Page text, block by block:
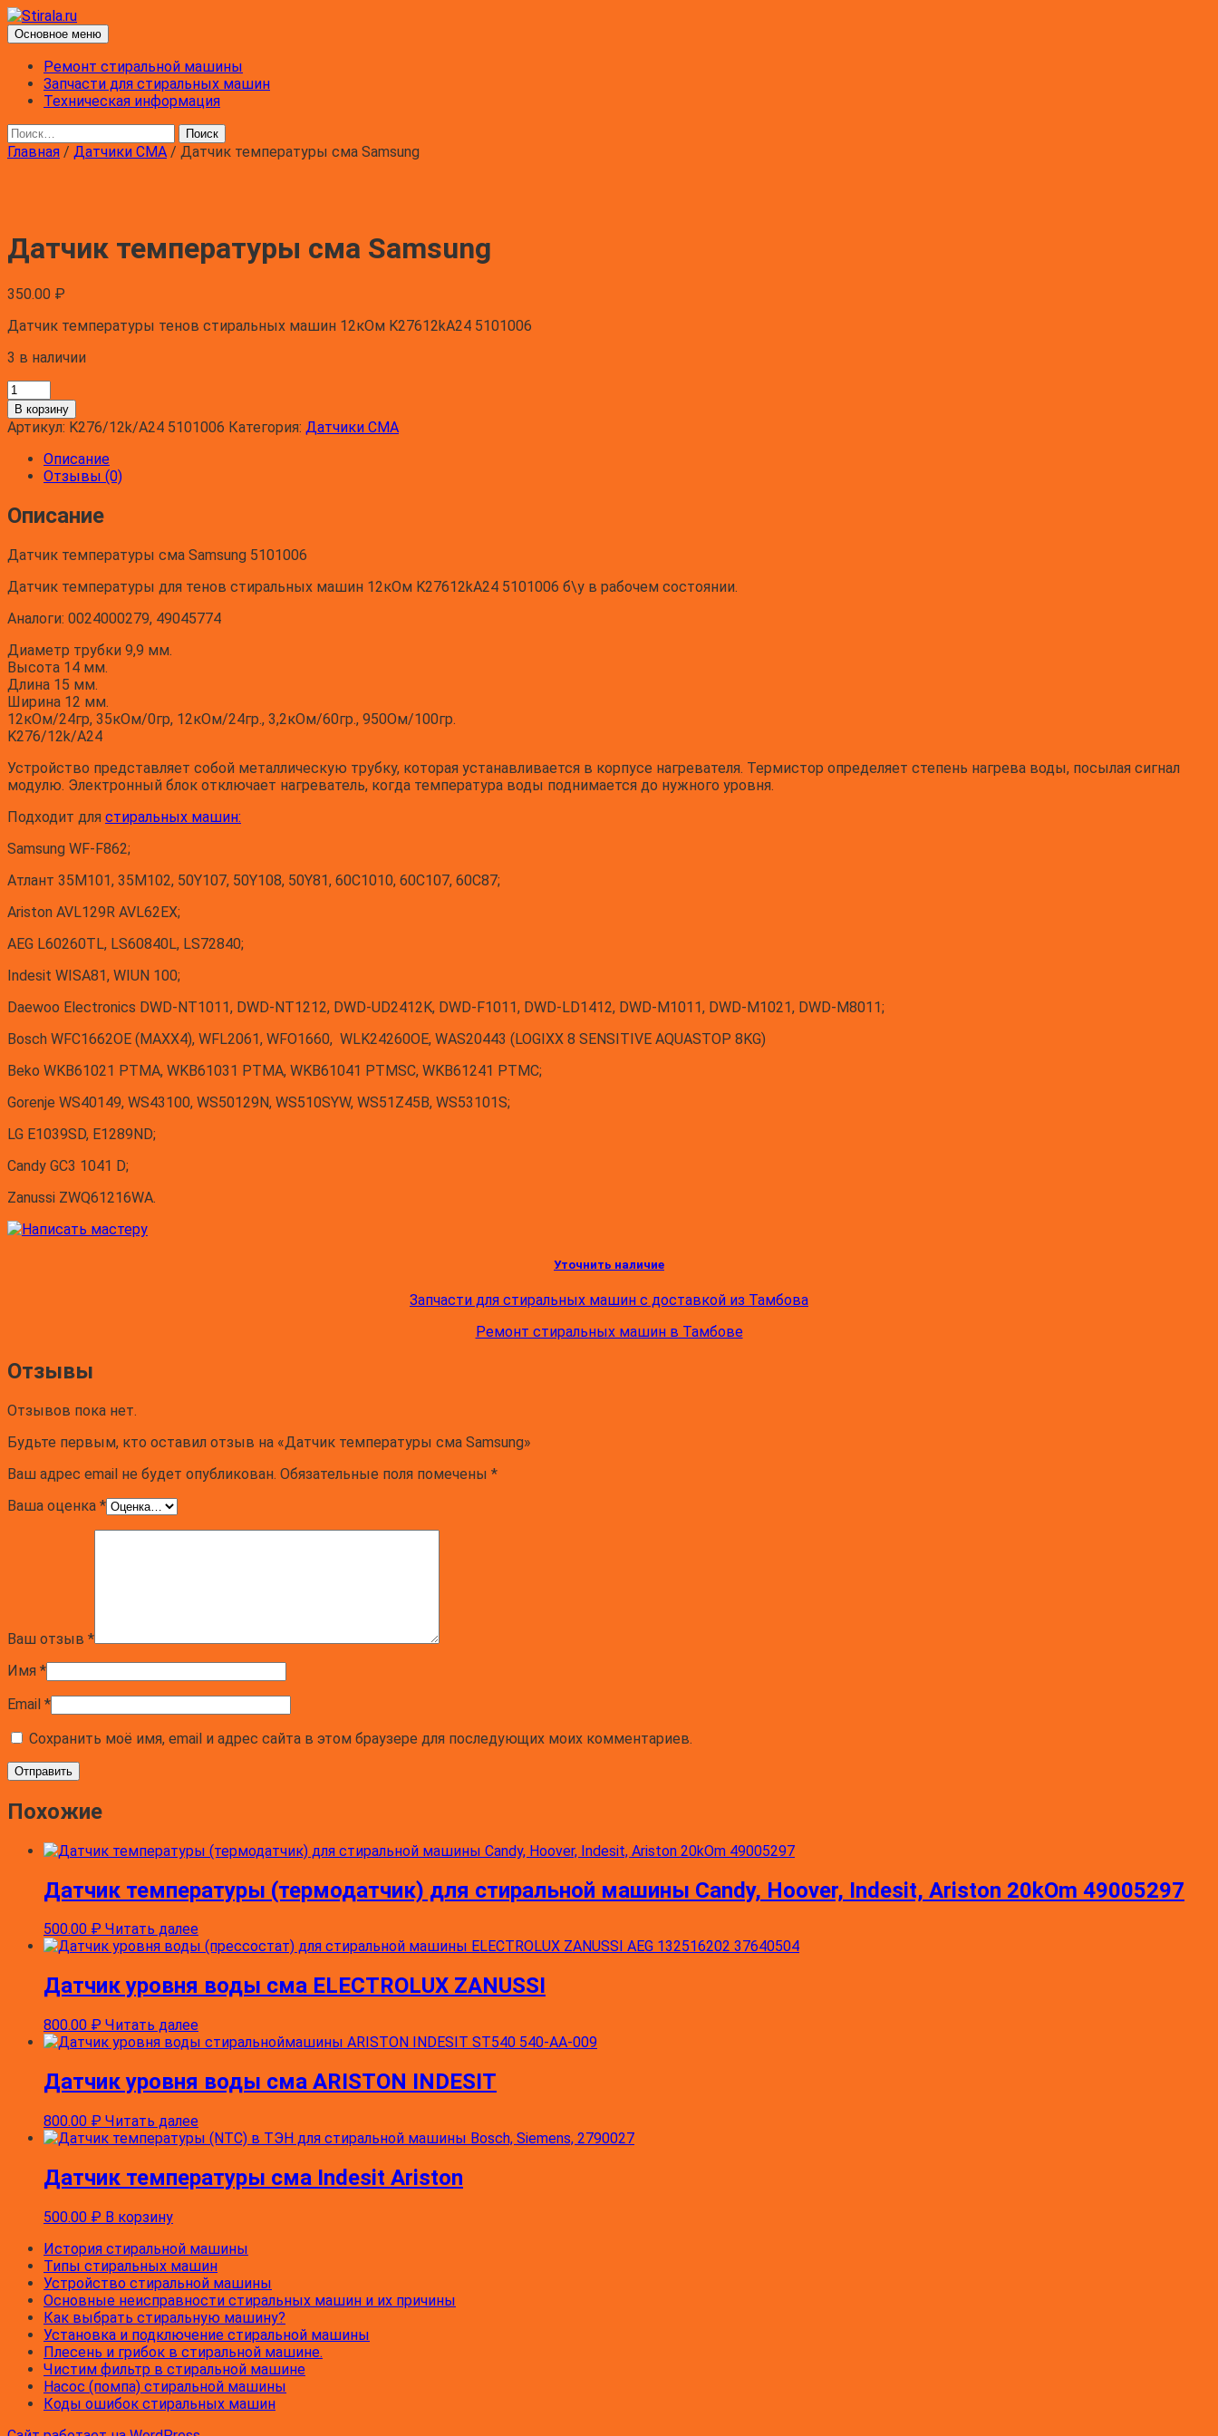
Перейти
к
содержимому
Stirala.ru
Поиск
Основное меню
Ремонт стиральной машины
Запчасти для стиральных машин
Техническая информация
Найти:
Главная / Датчики СМА / Датчик температуры сма Samsung
Датчик температуры сма Samsung
350.00 ₽
Датчик температуры тенов стиральных машин 12кОм K27612kA24 5101006
3 в наличии
Количество
товара
Датчик
температуры
сма
Samsung
В корзину
Артикул: K276/12k/A24 5101006 Категория: Датчики СМА
Описание
Отзывы (0)
Описание
Датчик температуры сма Samsung 5101006
Датчик температуры для тенов стиральных машин 12кОм K27612kA24 5101006 б\у в рабочем состоянии.
Аналоги: 0024000279, 49045774
Диаметр трубки 9,9 мм.
Высота 14 мм.
Длина 15 мм.
Ширина 12 мм.
12кОм/24гр, 35кОм/0гр, 12кОм/24гр., 3,2кОм/60гр., 950Ом/100гр.
K276/12k/A24
Устройство представляет собой металлическую трубку, которая устанавливается в корпусе нагревателя. Термистор определяет степень нагрева воды, посылая сигнал
модулю. Электронный блок отключает нагреватель, когда температура воды поднимается до нужного уровня.
Подходит для стиральных машин:
Samsung WF-F862;
Атлант 35M101, 35M102, 50Y107, 50Y108, 50Y81, 60C1010, 60C107, 60C87;
Ariston AVL129R AVL62EX;
AEG L60260TL, LS60840L, LS72840;
Indesit WISA81, WIUN 100;
Daewoo Electronics DWD-NT1011, DWD-NT1212, DWD-UD2412K, DWD-F1011, DWD-LD1412, DWD-M1011, DWD-M1021, DWD-M8011;
Bosch WFC1662OE (MAXX4), WFL2061, WFO1660, WLK24260OE, WAS20443 (LOGIXX 8 SENSITIVE AQUASTOP 8KG)
Beko WKB61021 PTMA, WKB61031 PTMA, WKB61041 PTMSC, WKB61241 PTMC;
Gorenje WS40149, WS43100, WS50129N, WS510SYW, WS51Z45B, WS53101S;
LG E1039SD, E1289ND;
Candy GC3 1041 D;
Zanussi ZWQ61216WA.
Уточнить наличие
Запчасти для стиральных машин с доставкой из Тамбова
Ремонт стиральных машин в Тамбове
Отзывы
Отзывов пока нет.
Будьте первым, кто оставил отзыв на «Датчик температуры сма Samsung»
Ваш адрес email не будет опубликован. Обязательные поля помечены *
Ваша оценка *
Ваш отзыв *
Имя *
Email *
Сохранить моё имя, email и адрес сайта в этом браузере для последующих моих комментариев.
Похожие
Датчик температуры (термодатчик) для стиральной машины Candy, Hoover, Indesit, Ariston 20kOm 49005297
500.00 ₽ Читать далее
Датчик уровня воды сма ELECTROLUX ZANUSSI
800.00 ₽ Читать далее
Датчик уровня воды сма ARISTON INDESIT
800.00 ₽ Читать далее
Датчик температуры сма Indesit Ariston
500.00 ₽ В корзину
История стиральной машины
Типы стиральных машин
Устройство стиральной машины
Основные неисправности стиральных машин и их причины
Как выбрать стиральную машину?
Установка и подключение стиральной машины
Плесень и грибок в стиральной машине.
Чистим фильтр в стиральной машине
Насос (помпа) стиральной машины
Коды ошибок стиральных машин